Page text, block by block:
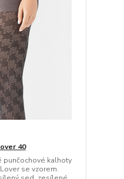
40
kalhoty
se vzorem.